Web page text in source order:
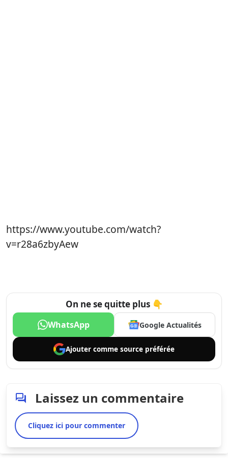
https://www.youtube.com/watch?
v=r28a6zbyAew
On ne se quitte plus 👇
WhatsApp Google Actualités
Ajouter comme source préférée
Laissez un commentaire
Cliquez ici pour commenter